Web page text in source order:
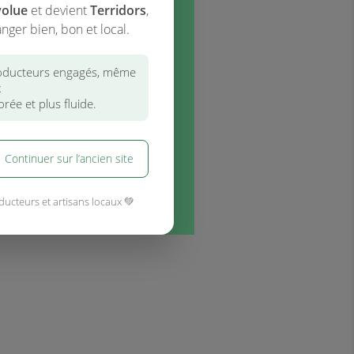
Châtaignes, Castaneas
7,20 €/kg
et devientTerridors,
bien, bon et local.
engagés, même
et plus fluide.
Continuer sur l’ancien site
et artisans locaux 💚